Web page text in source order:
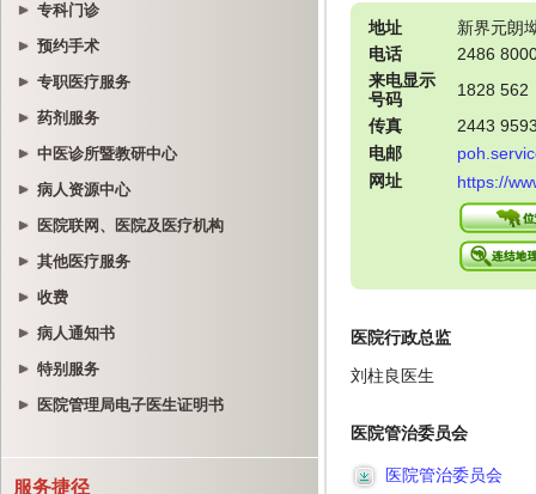
专科门诊
预约手术
专职医疗服务
药剂服务
中医诊所暨教研中心
病人资源中心
医院联网、医院及医疗机构
其他医疗服务
收费
病人通知书
特别服务
医院管理局电子医生证明书
服务捷径